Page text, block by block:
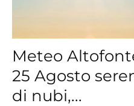
Meteo
25 Agosto
di nubi,...